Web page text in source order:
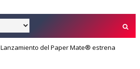
Lanzamiento del Paper Mate® estrena